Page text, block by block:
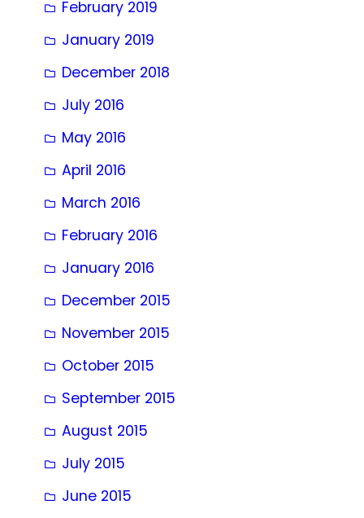
February 2019
January 2019
December 2018
July 2016
May 2016
April 2016
March 2016
February 2016
January 2016
December 2015
November 2015
October 2015
September 2015
August 2015
July 2015
June 2015